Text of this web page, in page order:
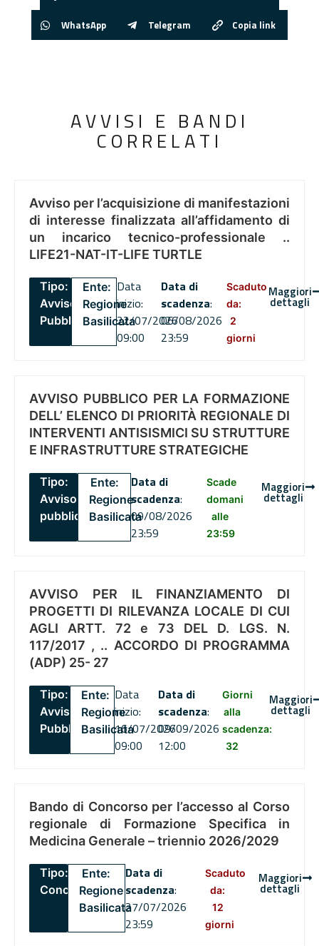
WhatsApp Telegram Copia link
AVVISI E BANDI
CORRELATI
Avviso per l’acquisizione di manifestazioni
di interesse finalizzata all’affidamento di
un incarico tecnico-professionale ..
LIFE21-NAT-IT-LIFE TURTLE
Tipo:
Avviso
Pubblico
Ente:
Regione
Basilicata
Data
inizio:
22/07/2026
09:00
Data di
scadenza:
06/08/2026
23:59
Scaduto
da:
2
giorni
Maggiori
dettagli
AVVISO PUBBLICO PER LA FORMAZIONE
DELL’ ELENCO DI PRIORITÀ REGIONALE DI
INTERVENTI ANTISISMICI SU STRUTTURE
E INFRASTRUTTURE STRATEGICHE
Tipo:
Avviso
pubblico
Ente:
Regione
Basilicata
Data di
scadenza:
09/08/2026
23:59
Scade
domani
alle
23:59
Maggiori
dettagli
AVVISO PER IL FINANZIAMENTO DI
PROGETTI DI RILEVANZA LOCALE DI CUI
AGLI ARTT. 72 e 73 DEL D. LGS. N.
117/2017 , .. ACCORDO DI PROGRAMMA
(ADP) 25- 27
Tipo:
Avviso
Pubblico
Ente:
Regione
Basilicata
Data
inizio:
16/07/2026
09:00
Data di
scadenza:
09/09/2026
12:00
Giorni
alla
scadenza:
32
Maggiori
dettagli
Bando di Concorso per l’accesso al Corso
regionale di Formazione Specifica in
Medicina Generale – triennio 2026/2029
Tipo:
Concorsi
Ente:
Regione
Basilicata
Data di
scadenza:
27/07/2026
23:59
Scaduto
da:
12
giorni
Maggiori
dettagli